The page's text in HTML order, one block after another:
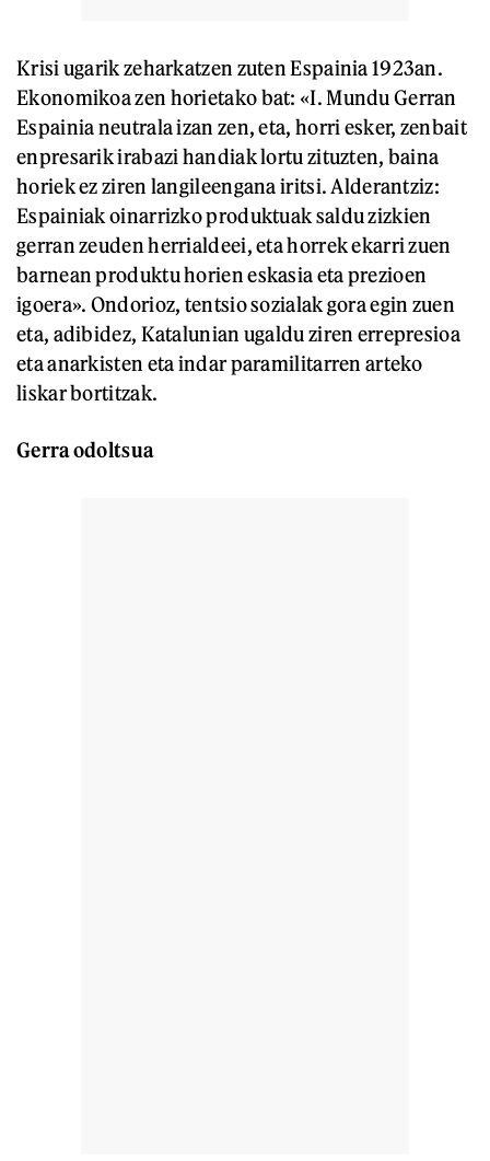
Krisi ugarik zeharkatzen zuten Espainia 1923an.
Ekonomikoa zen horietako bat: «I. Mundu Gerran
Espainia neutrala izan zen, eta, horri esker, zenbait
enpresarik irabazi handiak lortu zituzten, baina
horiek ez ziren langileengana iritsi. Alderantziz:
Espainiak oinarrizko produktuak saldu zizkien
gerran zeuden herrialdeei, eta horrek ekarri zuen
barnean produktu horien eskasia eta prezioen
igoera». Ondorioz, tentsio sozialak gora egin zuen
eta, adibidez, Katalunian ugaldu ziren errepresioa
eta anarkisten eta indar paramilitarren arteko
liskar bortitzak.
Gerra odoltsua